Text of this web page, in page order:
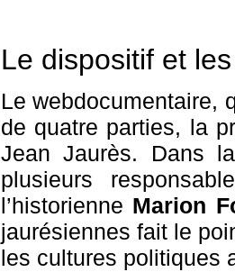
Le dispositif et
Le webdocumentaire,
de quatre parties, la
Jean Jaurès. Dans
plusieurs
l’historienne Marion
jaurésiennes fait le
les cultures politiques